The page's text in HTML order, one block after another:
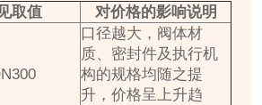
取值 对价格的影响说明
口径越大，阀体材
质、密封件及执行机
构的规格均随之提
升，价格呈上升趋